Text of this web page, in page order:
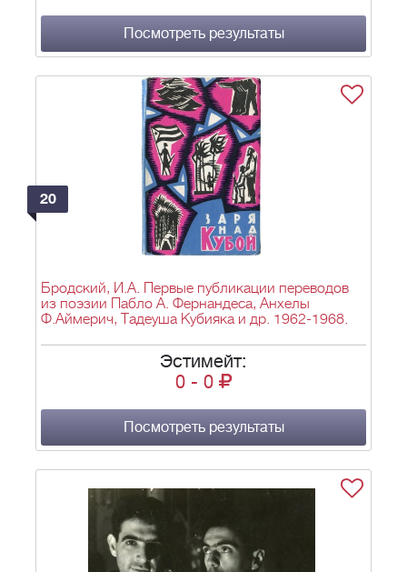
Посмотреть результаты
20
Бродский, И.А. Первые публикации переводов
из поэзии Пабло А. Фернандеса, Анхелы
Ф.Аймерич, Тадеуша Кубияка и др. 1962-1968.
Эстимейт:
0 - 0
Посмотреть результаты